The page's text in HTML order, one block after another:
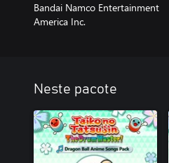
- KARMA (Tatsujin Mix)
- Wings of Tomorrow (Tatsujin
• DLC 11 ONE PIECE Anime
- We Go! (One Piece)
- We Can! (One Piece)
- OVER THE TOP (One Piece
• DLC 12 Tatsujin Metal Pack
Bandai Namco Entertainment
America Inc.
Neste pacote